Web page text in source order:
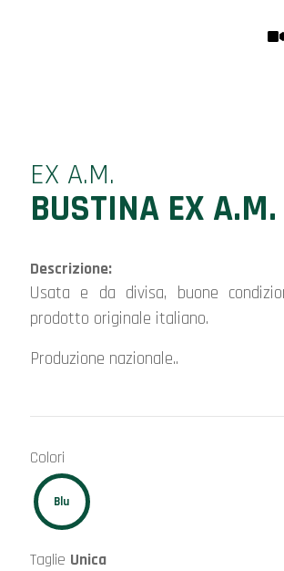
EX A.M.
BUSTINA EX A.M.
Descrizione:
usata e da divisa, buone condizioni, prezzo ottimo,
prodotto originale italiano.
Produzione nazionale..
Colori
Blu
Taglie Unica